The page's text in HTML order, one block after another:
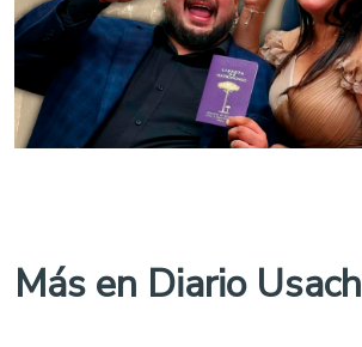
Más en Diario Usach